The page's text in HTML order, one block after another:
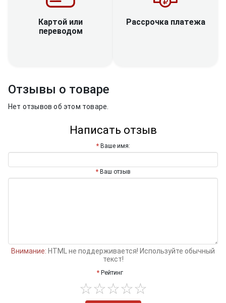
Картой или
переводом
Рассрочка платежа
Отзывы о товаре
Нет отзывов об этом товаре.
Написать отзыв
Ваше имя:
Ваш отзыв
Внимание: HTML не поддерживается! Используйте обычный
текст!
Рейтинг